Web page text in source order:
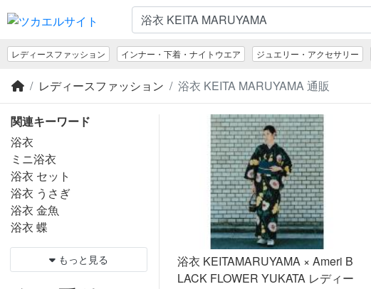
レディースファッション インナー・下着・ナイトウエア ジュエリー・アクセサリー
レディースファッション 浴衣 KEITA MARUYAMA 通販
関連キーワード
浴衣
ミニ浴衣
浴衣 セット
浴衣 うさぎ
浴衣 金魚
浴衣 蝶
もっと見る
浴衣 KEITAMARUYAMA × Ameri B
LACK FLOWER YUKATA レディー